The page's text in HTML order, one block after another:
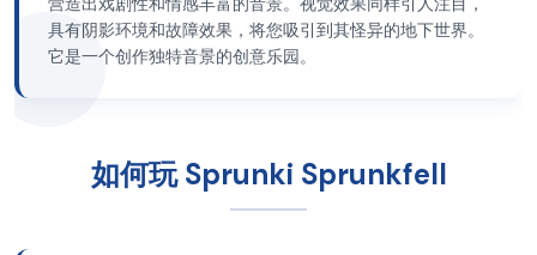
具有阴影环境和故障效果，将您吸引到其怪异的地下世界。
它是一个创作独特音景的创意乐园。
如何玩 Sprunki Sprunkfell